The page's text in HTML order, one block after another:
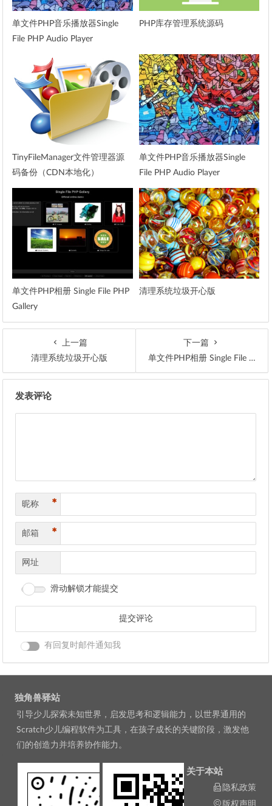
单文件PHP音乐播放器Single
File PHP Audio Player
PHP库存管理系统源码
TinyFileManager文件管理器源
码备份（CDN本地化）
单文件PHP音乐播放器Single
File PHP Audio Player
单文件PHP相册 Single File PHP
Gallery
清理系统垃圾开心版
上一篇
清理系统垃圾开心版
下一篇
单文件PHP相册 Single File PHP Gallery
发表评论
昵称 *
邮箱 *
网址
滑动解锁才能提交
有回复时邮件通知我
独角兽驿站
引导少儿探索未知世界，启发思考和逻辑能力，以世界通用的
Scratch少儿编程软件为工具，在孩子成长的关键阶段，激发他
们的创造力并培养协作能力。
关于本站
隐私政策
版权声明